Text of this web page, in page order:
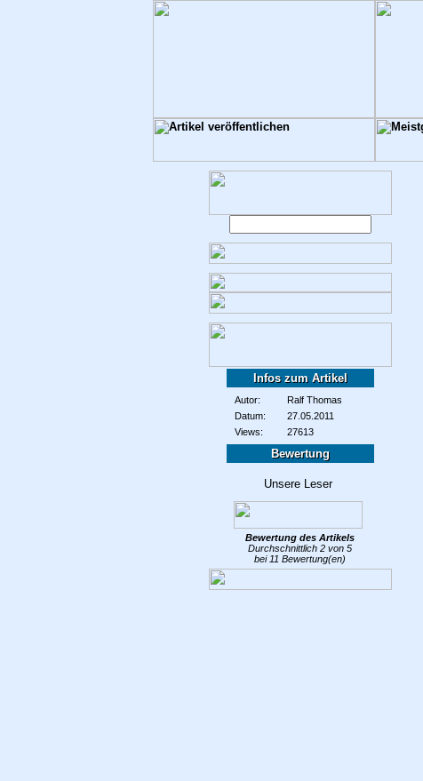
Infos zum Artikel
Autor:
Ralf Thomas
Datum:
27.05.2011
Views:
27613
Bewertung
Bewertung des Artikels
Durchschnittlich 2 von 5
bei 11 Bewertung(en)